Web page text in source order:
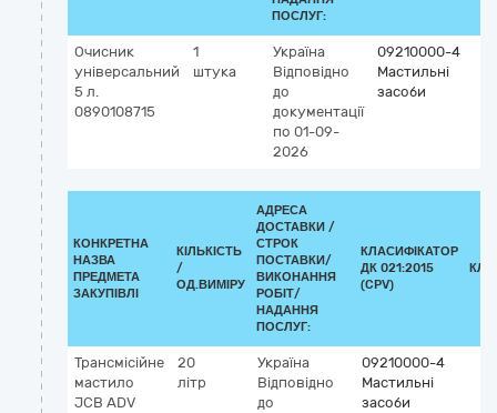
ПОСЛУГ:
Очисник
універсальний
5 л.
0890108715
1
штука
Україна
Відповідно
до
документації
по 01-09-
2026
09210000-4
Мастильні
засоби
КОНКРЕТНА
НАЗВА
ПРЕДМЕТА
ЗАКУПІВЛІ
КІЛЬКІСТЬ
/
ОД.ВИМІРУ
АДРЕСА
ДОСТАВКИ /
СТРОК
ПОСТАВКИ/
ВИКОНАННЯ
РОБІТ/
НАДАННЯ
ПОСЛУГ:
КЛАСИФІКАТОР
ДК 021:2015
(CPV)
Трансмісійне
мастило
JCB ADV
20
літр
Україна
Відповідно
до
09210000-4
Мастильні
засоби